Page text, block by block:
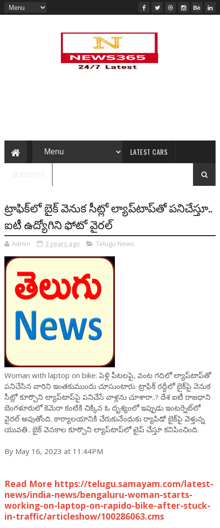
LATEST CARS
ట్రాఫిక్‌లో బైక్ వెనుక సీట్లో ల్యాప్‌టాప్‌తో పనిచేస్తూ..
ఐటీ ఉద్యోగిని ఫోటో వైరల్
Admin 3 years ago Telugu News
Woman with laptop on bike: పెళ్లి పీటలపై, వంట గదిలో ల్యాప్‌టాప్‌తో
పనిచేసిన వారిని ఇంతకుముందు చూసుంటారు. ట్రాఫిక్ రద్దీలో బైక్‌పై వెనుక
సీట్లో కూర్చొని ల్యాప్‌టాప్‌పై పనిచేసే వాళ్లను చూశారా..? దేశ ఐటీ రాజధాని
బెంగళూరులో కెమెరా కంటికి చిక్కిన ఓ దృశ్యంలో ఇప్పుడు ఇంటర్నెట్‌లో
వైరల్ అవుతోంది. కార్యాలయానికి చేరుకునేందుకు ర్యాపిడో బైక్‌పై వెళ్తున్న
యువతి.. బైక్ వెనకాల కూర్చొని ల్యాప్‌టాప్‌లో టైప్ చేస్తూ కనిపించింది.
By May 16, 2023 at 11:44PM
Read More https://telugu.samayam.com/latest-
news/india-news/bengaluru-woman-starts-
working-on-laptop-on-rapido-bike-after-stuck-
in-traffic/articleshow/100286063.cms